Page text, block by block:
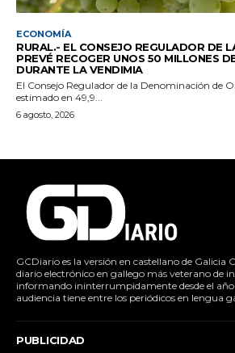
ECONOMÍA
RURAL.- EL CONSEJO REGULADOR DE
PREVÉ RECOGER UNOS 50 MILLONES
DURANTE LA VENDIMIA
El Consejo Regulador de la Denominación de
estimado en 49,9...
6 agosto, 2026
GCDiario es la versión en castellano de Galicia
diario electrónico en gallego más veterano de
informando ininterrumpidamente desde el
audiencia tiene entre los periódicos en lengua
PUBLICIDAD